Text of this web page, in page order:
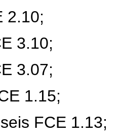
2.10;
3.10;
3.07;
1.15;
FCE 1.13;